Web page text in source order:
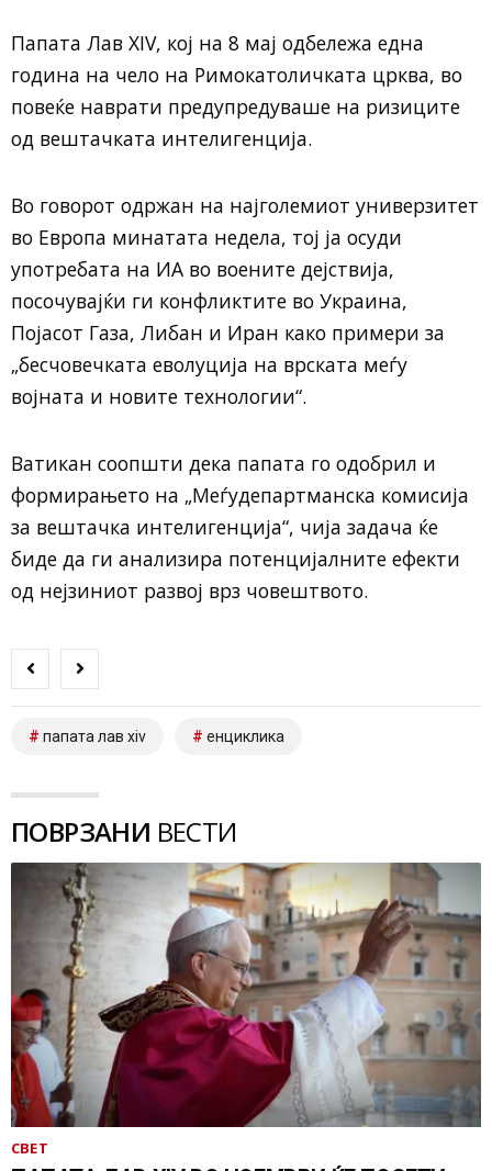
Папата Лав XIV, кој на 8 мај одбележа една
година на чело на Римокатоличката црква, во
повеќе наврати предупредуваше на ризиците
од вештачката интелигенција.
Во говорот одржан на најголемиот универзитет
во Европа минатата недела, тој ја осуди
употребата на ИА во воените дејствија,
посочувајќи ги конфликтите во Украина,
Појасот Газа, Либан и Иран како примери за
„бесчовечката еволуција на врската меѓу
војната и новите технологии“.
Ватикан соопшти дека папата го одобрил и
формирањето на „Меѓудепартманска комисија
за вештачка интелигенција“, чија задача ќе
биде да ги анализира потенцијалните ефекти
од нејзиниот развој врз човештвото.
папата лав xiv енциклика
ПОВРЗАНИ ВЕСТИ
СВЕТ